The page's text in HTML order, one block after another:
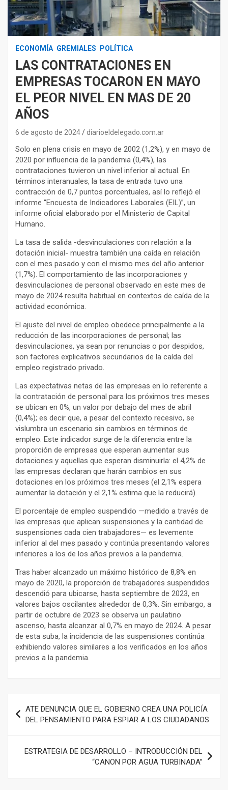
ECONOMÍA GREMIALES POLÍTICA
LAS CONTRATACIONES EN
EMPRESAS TOCARON EN MAYO
EL PEOR NIVEL EN MAS DE 20
AÑOS
6 de agosto de 2024 diarioeldelegado.com.ar
Solo en plena crisis en mayo de 2002 (1,2%), y en mayo de
2020 por influencia de la pandemia (0,4%), las
contrataciones tuvieron un nivel inferior al actual. En
términos interanuales, la tasa de entrada tuvo una
contracción de 0,7 puntos porcentuales, así lo reflejó el
informe “Encuesta de Indicadores Laborales (EIL)”, un
informe oficial elaborado por el Ministerio de Capital
Humano.
La tasa de salida -desvinculaciones con relación a la
dotación inicial- muestra también una caída en relación
con el mes pasado y con el mismo mes del año anterior
(1,7%). El comportamiento de las incorporaciones y
desvinculaciones de personal observado en este mes de
mayo de 2024 resulta habitual en contextos de caída de la
actividad económica.
El ajuste del nivel de empleo obedece principalmente a la
reducción de las incorporaciones de personal; las
desvinculaciones, ya sean por renuncias o por despidos,
son factores explicativos secundarios de la caída del
empleo registrado privado.
Las expectativas netas de las empresas en lo referente a
la contratación de personal para los próximos tres meses
se ubican en 0%, un valor por debajo del mes de abril
(0,4%); es decir que, a pesar del contexto recesivo, se
vislumbra un escenario sin cambios en términos de
empleo. Este indicador surge de la diferencia entre la
proporción de empresas que esperan aumentar sus
dotaciones y aquellas que esperan disminuirla: el 4,2% de
las empresas declaran que harán cambios en sus
dotaciones en los próximos tres meses (el 2,1% espera
aumentar la dotación y el 2,1% estima que la reducirá).
El porcentaje de empleo suspendido —medido a través de
las empresas que aplican suspensiones y la cantidad de
suspensiones cada cien trabajadores— es levemente
inferior al del mes pasado y continúa presentando valores
inferiores a los de los años previos a la pandemia.
Tras haber alcanzado un máximo histórico de 8,8% en
mayo de 2020, la proporción de trabajadores suspendidos
descendió para ubicarse, hasta septiembre de 2023, en
valores bajos oscilantes alrededor de 0,3%. Sin embargo, a
partir de octubre de 2023 se observa un paulatino
ascenso, hasta alcanzar al 0,7% en mayo de 2024. A pesar
de esta suba, la incidencia de las suspensiones continúa
exhibiendo valores similares a los verificados en los años
previos a la pandemia.
de
entradas
ATE DENUNCIA QUE EL GOBIERNO CREA UNA POLICÍA
DEL PENSAMIENTO PARA ESPIAR A LOS CIUDADANOS
ESTRATEGIA DE DESARROLLO – INTRODUCCIÓN DEL
“CANON POR AGUA TURBINADA”